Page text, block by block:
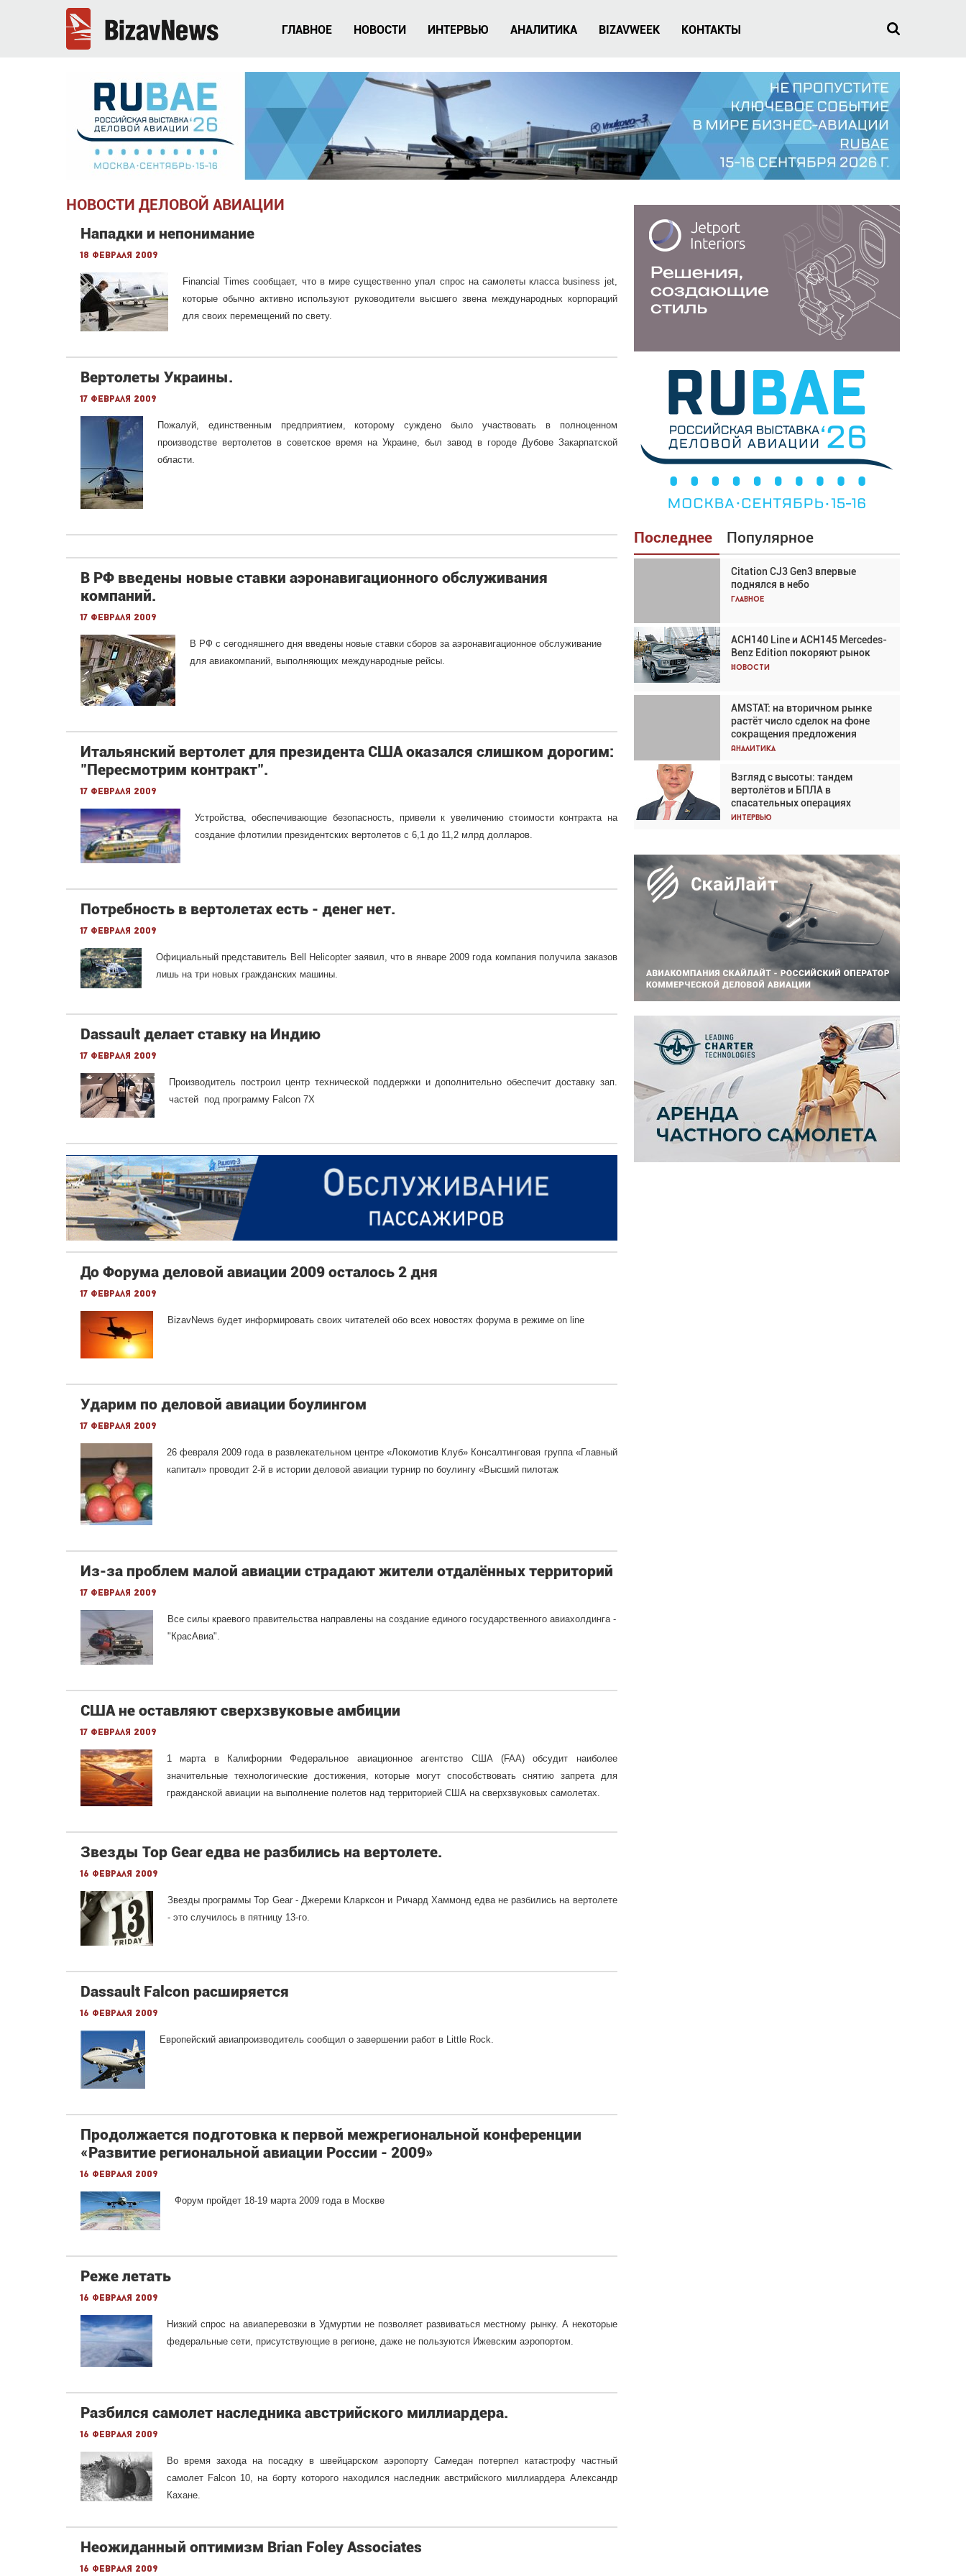
ГЛАВНОЕ НОВОСТИ ИНТЕРВЬЮ АНАЛИТИКА BIZAVWEEK КОНТАКТЫ
НОВОСТИ ДЕЛОВОЙ АВИАЦИИ
Нападки и непонимание
18 февраля 2009
Financial Times сообщает, что в мире существенно упал спрос на самолеты класса business jet,
которые обычно активно используют руководители высшего звена международных корпораций
для своих перемещений по свету.
Вертолеты Украины.
17 февраля 2009
Пожалуй, единственным предприятием, которому суждено было участвовать в полноценном
производстве вертолетов в советское время на Украине, был завод в городе Дубове Закарпатской
области.
В РФ введены новые ставки аэронавигационного обслуживания
компаний.
17 февраля 2009
В РФ с сегодняшнего дня введены новые ставки сборов за аэронавигационное обслуживание
для авиакомпаний, выполняющих международные рейсы.
Итальянский вертолет для президента США оказался слишком дорогим:
"Пересмотрим контракт".
17 февраля 2009
Устройства, обеспечивающие безопасность, привели к увеличению стоимости контракта на
создание флотилии президентских вертолетов с 6,1 до 11,2 млрд долларов.
Потребность в вертолетах есть - денег нет.
17 февраля 2009
Официальный представитель Bell Helicopter заявил, что в январе 2009 года компания получила заказов
лишь на три новых гражданских машины.
Dassault делает ставку на Индию
17 февраля 2009
Производитель построил центр технической поддержки и дополнительно обеспечит доставку зап.
частей под программу Falcon 7X
До Форума деловой авиации 2009 осталось 2 дня
17 февраля 2009
BizavNews будет информировать своих читателей обо всех новостях форума в режиме on line
Ударим по деловой авиации боулингом
17 февраля 2009
26 февраля 2009 года в развлекательном центре «Локомотив Клуб» Консалтинговая группа «Главный
капитал» проводит 2-й в истории деловой авиации турнир по боулингу «Высший пилотаж
Из-за проблем малой авиации страдают жители отдалённых территорий
17 февраля 2009
Все силы краевого правительства направлены на создание единого государственного авиахолдинга -
"КрасАвиа".
США не оставляют сверхзвуковые амбиции
17 февраля 2009
1 марта в Калифорнии Федеральное авиационное агентство США (FAA) обсудит наиболее
значительные технологические достижения, которые могут способствовать снятию запрета для
гражданской авиации на выполнение полетов над территорией США на сверхзвуковых самолетах.
Звезды Top Gear едва не разбились на вертолете.
16 февраля 2009
Звезды программы Top Gear - Джереми Кларксон и Ричард Хаммонд едва не разбились на вертолете
- это случилось в пятницу 13-го.
Dassault Falcon расширяется
16 февраля 2009
Европейский авиапроизводитель сообщил о завершении работ в Little Rock.
Продолжается подготовка к первой межрегиональной конференции
«Развитие региональной авиации России - 2009»
16 февраля 2009
Форум пройдет 18-19 марта 2009 года в Москве
Реже летать
16 февраля 2009
Низкий спрос на авиаперевозки в Удмуртии не позволяет развиваться местному рынку. А некоторые
федеральные сети, присутствующие в регионе, даже не пользуются Ижевским аэропортом.
Разбился самолет наследника австрийского миллиардера.
16 февраля 2009
Во время захода на посадку в швейцарском аэропорту Самедан потерпел катастрофу частный
самолет Falcon 10, на борту которого находился наследник австрийского миллиардера Александр
Кахане.
Неожиданный оптимизм Brian Foley Associates
16 февраля 2009
Последнее Популярное
Citation CJ3 Gen3 впервые
поднялся в небо
Главное
ACH140 Line и ACH145 Mercedes-
Benz Edition покоряют рынок
Новости
AMSTAT: на вторичном рынке
растёт число сделок на фоне
сокращения предложения
Аналитика
Взгляд с высоты: тандем
вертолётов и БПЛА в
спасательных операциях
Интервью
Взгляд с высоты: тандем
вертолётов и БПЛА в
спасательных операциях
Авиационный фотограф Дэйв
Кох: «Фотография говорит сама
за себя... а ИИ всё портит»
В городах чемпионата мира
наблюдался подъём, хотя
общий трафик снизился
Аналитика
Частный самолёт – это актив.
Подходите к покупке
соответствующим образом
Интервью